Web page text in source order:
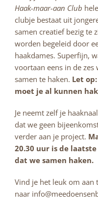
Haak-maar-aan Club
clubje bestaat uit
samen creatief bezig te
worden begeleid door
haakdames. Superfijn,
voortaan eens in de
samen te haken. Let
moet je al kunnen
Je neemt zelf je
dat we geen
verder aan je project.
20.30 uur is de
dat we samen haken.
Vind je het leuk om aan
naar